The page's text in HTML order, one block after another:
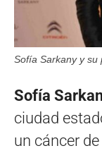
Sofía Sarkany y su
Sofía
ciudad
un cáncer